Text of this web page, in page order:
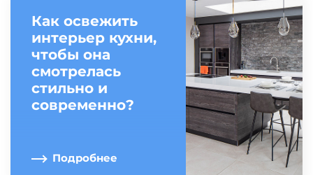
Как освежить
интерьер кухни,
чтобы она
смотрелась
стильно и
современно?
Подробнее